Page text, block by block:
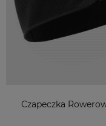
Czapeczka